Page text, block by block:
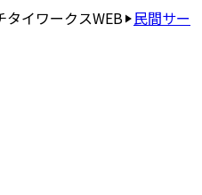
タイワークスWEB 民間サー